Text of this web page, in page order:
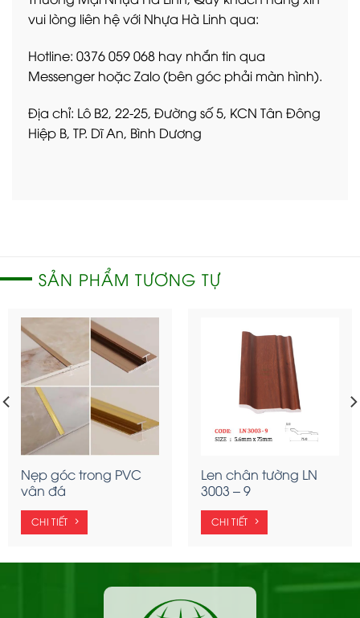
vui lòng liên hệ với Nhựa Hà Linh qua:
Hotline: 0376 059 068 hay nhắn tin qua
Messenger hoặc Zalo (bên góc phải màn hình).
Địa chỉ: Lô B2, 22-25, Đường số 5, KCN Tân Đông
Hiệp B, TP. Dĩ An, Bình Dương
SẢN PHẨM TƯƠNG TỰ
Nẹp góc trong PVC
vân đá
CHI TIẾT
Len chân tường LN
3003 – 9
CHI TIẾT